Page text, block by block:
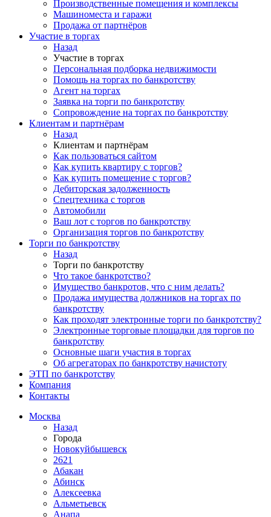
Производственные помещения и комплексы
Машиноместа и гаражи
Продажа от партнёров
Участие в торгах
Назад
Участие в торгах
Персональная подборка недвижимости
Помощь на торгах по банкротству
Агент на торгах
Заявка на торги по банкротству
Сопровождение на торгах по банкротству
Клиентам и партнёрам
Назад
Клиентам и партнёрам
Как пользоваться сайтом
Как купить квартиру с торгов?
Как купить помещение с торгов?
Дебиторская задолженность
Спецтехника с торгов
Автомобили
Ваш лот с торгов по банкротству
Организация торгов по банкротству
Торги по банкротству
Назад
Торги по банкротству
Что такое банкротство?
Имущество банкротов, что с ним делать?
Продажа имущества должников на торгах по
банкротству
Как проходят электронные торги по банкротству?
Электронные торговые площадки для торгов по
банкротству
Основные шаги участия в торгах
Об агрегаторах по банкротству начистоту
ЭТП по банкротству
Компания
Контакты
Москва
Назад
Города
Новокуйбышевск
2621
Абакан
Абинск
Алексеевка
Альметьевск
Анапа